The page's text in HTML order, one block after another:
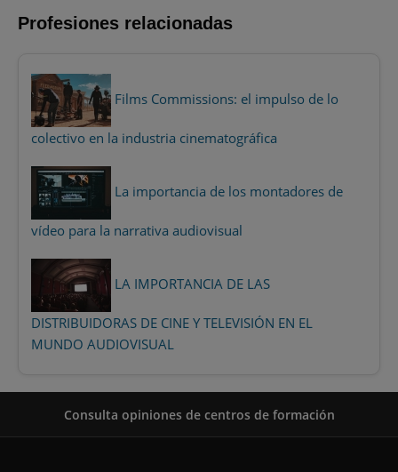
Profesiones relacionadas
Films Commissions: el impulso de lo
colectivo en la industria cinematográfica
La importancia de los montadores de
vídeo para la narrativa audiovisual
LA IMPORTANCIA DE LAS
DISTRIBUIDORAS DE CINE Y TELEVISIÓN EN EL
MUNDO AUDIOVISUAL
Consulta opiniones de centros de formación